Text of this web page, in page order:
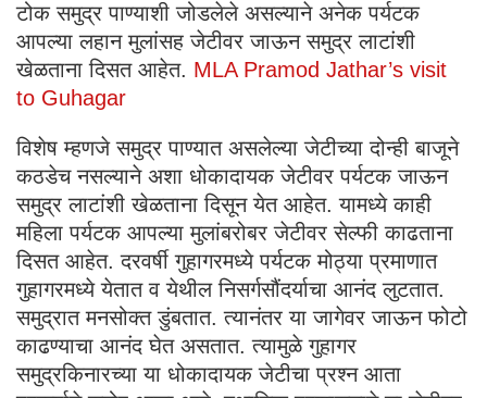
टोक समुद्र पाण्याशी जोडलेले असल्याने अनेक पर्यटक
आपल्या लहान मुलांसह जेटीवर जाऊन समुद्र लाटांशी
खेळताना दिसत आहेत. MLA Pramod Jathar’s visit
to Guhagar
विशेष म्हणजे समुद्र पाण्यात असलेल्या जेटीच्या दोन्ही बाजूने
कठडेच नसल्याने अशा धोकादायक जेटीवर पर्यटक जाऊन
समुद्र लाटांशी खेळताना दिसून येत आहेत. यामध्ये काही
महिला पर्यटक आपल्या मुलांबरोबर जेटीवर सेल्फी काढताना
दिसत आहेत. दरवर्षी गुहागरमध्ये पर्यटक मोठ्या प्रमाणात
गुहागरमध्ये येतात व येथील निसर्गसौंदर्याचा आनंद लुटतात.
समुद्रात मनसोक्त डुंबतात. त्यानंतर या जागेवर जाऊन फोटो
काढण्याचा आनंद घेत असतात. त्यामुळे गुहागर
समुद्रकिनारच्या या धोकादायक जेटीचा प्रश्न आता